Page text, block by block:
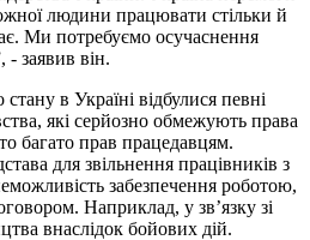
людини працювати стільки й
Ми потребуємо осучаснення
- заявив він.
в Україні відбулися певні
які серйозно обмежують права
багато прав працедавцям.
для звільнення працівників з
забезпечення роботою,
Наприклад, у зв’язку зі
внаслідок бойових дій.